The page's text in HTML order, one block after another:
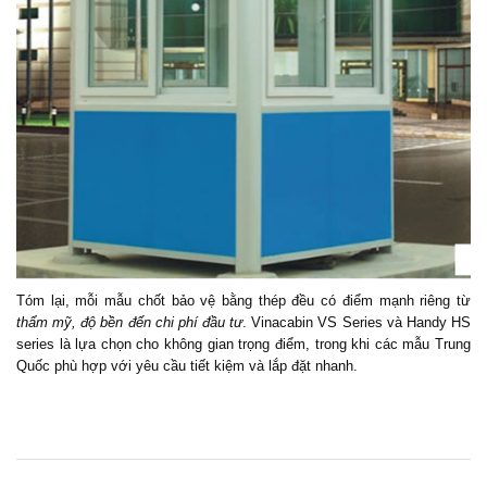
Tóm lại, mỗi mẫu chốt bảo vệ bằng thép đều có điểm mạnh riêng từ
thẩm mỹ, độ bền đến chi phí đầu tư. Vinacabin VS Series và Handy HS
series là lựa chọn cho không gian trọng điểm, trong khi các mẫu Trung
Quốc phù hợp với yêu cầu tiết kiệm và lắp đặt nhanh.